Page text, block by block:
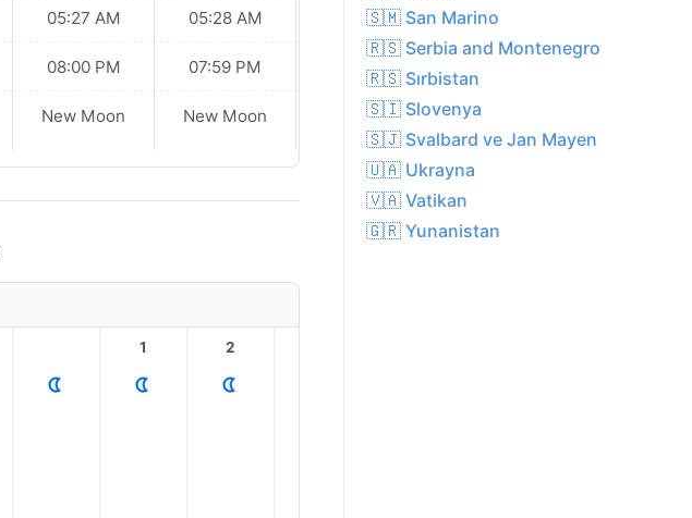
05:27 AM
08:00 PM
New Moon
05:28 AM
07:59 PM
New Moon
05:29 AM
07:57 PM
Waxing
Crescent
1 2
🇸🇲 San Marino
🇷🇸 Serbia and Montenegro
🇷🇸 Sırbistan
🇸🇮 Slovenya
🇸🇯 Svalbard ve Jan Mayen
🇺🇦 Ukrayna
🇻🇦 Vatikan
🇬🇷 Yunanistan